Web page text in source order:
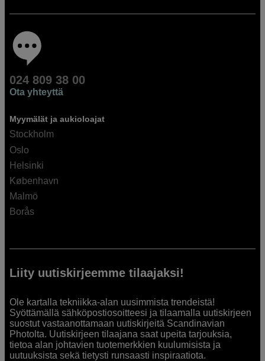
024 809 38 00
Ota yhteyttä
Myymälät ja aukioloajat
Stockholm
Oslo
Helsinki
København
Malmö
Borås
Liity uutiskirjeemme tilaajaksi!
Ole kartalla tekniikka-alan uusimmista trendeistä!
Syöttämällä sähköpostiosoitteesi ja tilaamalla uutiskirjeen
suostut vastaanottamaan uutiskirjeitä Scandinavian
Photolta. Uutiskirjeen tilaajana saat upeita tarjouksia,
tietoa alan johtavien tuotemerkkien kuulumisista ja
uutuuksista sekä tietysti runsaasti inspiraatiota.